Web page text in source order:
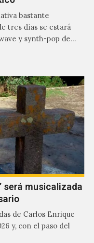
bastante
tres días se estará
y synth-pop de
será musicalizada
de Carlos Enrique
y, con el paso del